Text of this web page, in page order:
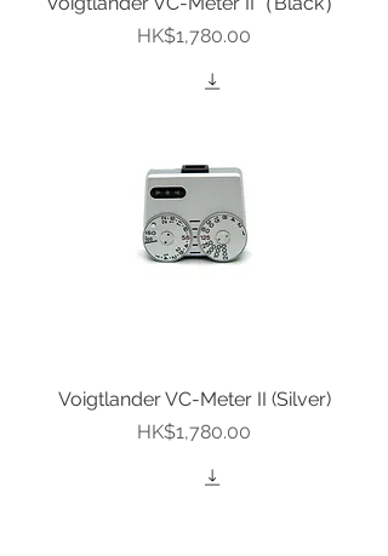
價格
HK$1,780.00
Voigtlander VC-Meter II (Silver)
價格
HK$1,780.00